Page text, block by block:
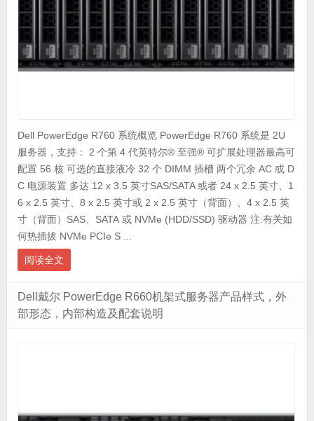
Dell PowerEdge R760 系统概览 PowerEdge R760 系统是 2U
服务器，支持： 2 个第 4 代英特尔® 至强® 可扩展处理器最高可
配置 56 核 可选的直接液冷 32 个 DIMM 插槽 两个冗余 AC 或 D
C 电源装置 多达 12 x 3.5 英寸SAS/SATA 或者 24 x 2.5 英寸、1
6 x 2.5 英寸、8 x 2.5 英寸或 2 x 2.5 英寸（背面）、4 x 2.5 英
寸（背面）SAS、SATA 或 NVMe (HDD/SSD) 驱动器 注:有关如
何热插拔 NVMe PCIe S ...
阅读全文
Dell戴尔 PowerEdge R660机架式服务器产品样式，外
部形态，内部构造及配套说明